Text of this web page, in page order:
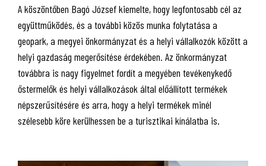
A köszöntőben Bagó József kiemelte, hogy legfontosabb cél az
együttműködés, és a további közös munka folytatása a
geopark, a megyei önkormányzat és a helyi vállalkozók között a
helyi gazdaság megerősítése érdekében. Az önkormányzat
továbbra is nagy figyelmet fordít a megyében tevékenykedő
őstermelők és helyi vállalkozások által előállított termékek
népszerűsítésére és arra, hogy a helyi termékek minél
szélesebb köre kerülhessen be a turisztikai kínálatba is.